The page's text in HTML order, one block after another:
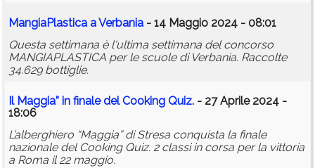
MangiaPlastica a Verbania - 14 Maggio 2024 - 08:01
Questa settimana è l'ultima settimana del concorso
MANGIAPLASTICA per le scuole di Verbania. Raccolte
34.629 bottiglie.
Il Maggia” in finale del Cooking Quiz. - 27 Aprile 2024 -
18:06
L’alberghiero “Maggia” di Stresa conquista la finale
nazionale del Cooking Quiz. 2 classi in corsa per la vittoria
a Roma il 22 maggio.